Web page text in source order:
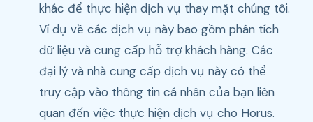
khác để thực hiện dịch vụ thay mặt chúng tôi.
Ví dụ về các dịch vụ này bao gồm phân tích
dữ liệu và cung cấp hỗ trợ khách hàng. Các
đại lý và nhà cung cấp dịch vụ này có thể
truy cập vào thông tin cá nhân của bạn liên
quan đến việc thực hiện dịch vụ cho Horus.